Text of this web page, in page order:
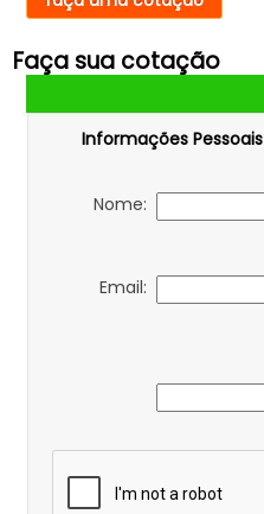
Faça sua cotação
Informações Pessoais
Nome:
Email: